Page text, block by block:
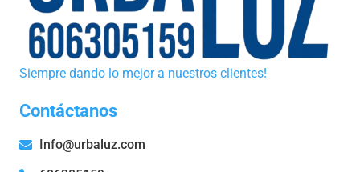
Siempre dando lo mejor a nuestros clientes!
Contáctanos
Info@urbaluz.com